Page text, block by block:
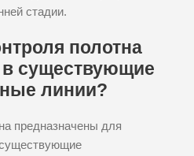
стадии.
полотна
в существующие
линии?
предназначены для